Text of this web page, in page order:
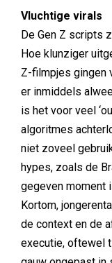
Vluchtige virals
De Gen Z scripts
Hoe klunziger
Z-filmpjes gingen
er inmiddels
is het voor veel
algoritmes
niet zoveel
hypes, zoals de
gegeven moment
Kortom,
de context en de
executie, oftewel